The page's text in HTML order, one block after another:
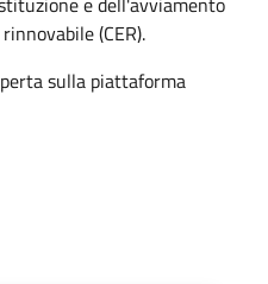
(CER).
sulla piattaforma